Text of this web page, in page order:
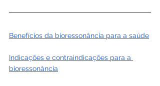
Benefícios da bioressonância para a saúde
Indicações e contraindicações para a
bioressonância